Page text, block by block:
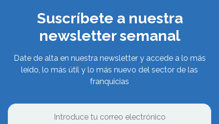
Suscríbete a nuestra
newsletter semanal
Date de alta en nuestra newsletter y accede a lo más
leído, lo más útil y lo más nuevo del sector de las
franquicias